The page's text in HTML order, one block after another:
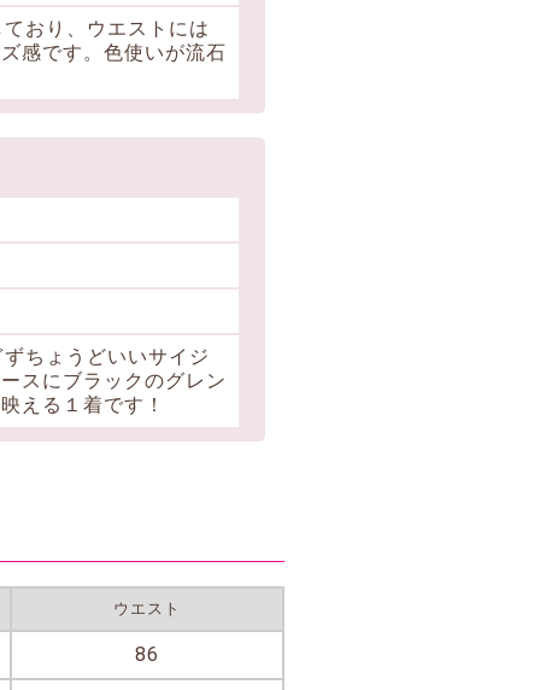
おり、ウエストには
感です。色使いが流石
ちょうどいいサイジ
スにブラックのグレン
える１着です！
ウエスト
86